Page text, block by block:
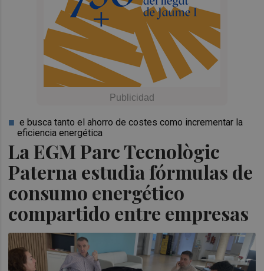
La EGM Parc Tecnològic
Paterna estudia fórmulas de
consumo energético
compartido entre empresas
e busca tanto el ahorro de costes como incrementar la
eficiencia energética